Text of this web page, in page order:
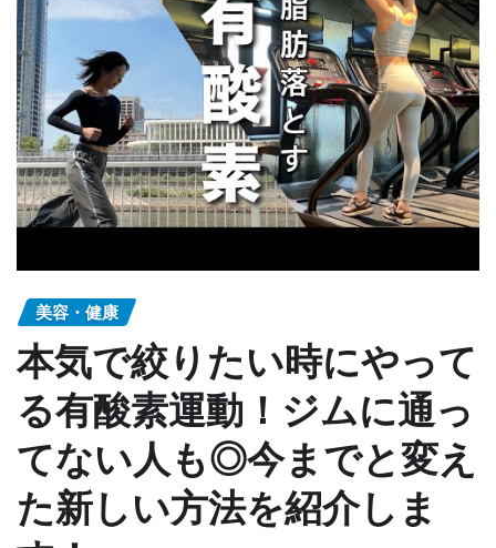
美容・健康
本気で絞りたい時にやって
る有酸素運動！ジムに通っ
てない人も◎今までと変え
た新しい方法を紹介しま